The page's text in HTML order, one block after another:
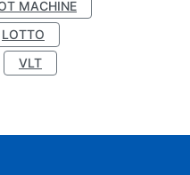
MACHINE
LOTTO
VLT